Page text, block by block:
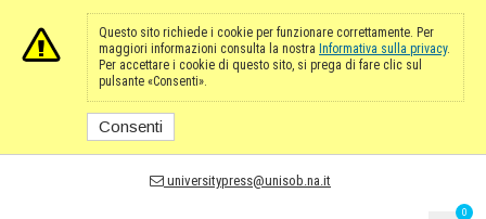
Questo sito richiede i cookie per funzionare correttamente. Per
maggiori informazioni consulta la nostra Informativa sulla privacy.
Per accettare i cookie di questo sito, si prega di fare clic sul
pulsante «Consenti».
Consenti
universitypress@unisob.na.it
0